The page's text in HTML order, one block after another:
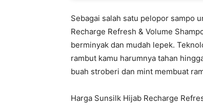
Sebagai salah satu pelopor sampo
Recharge Refresh & Volume
berminyak dan mudah lepek.
rambut kamu harumnya tahan
buah stroberi dan mint membuat
Harga Sunsilk Hijab Recharge